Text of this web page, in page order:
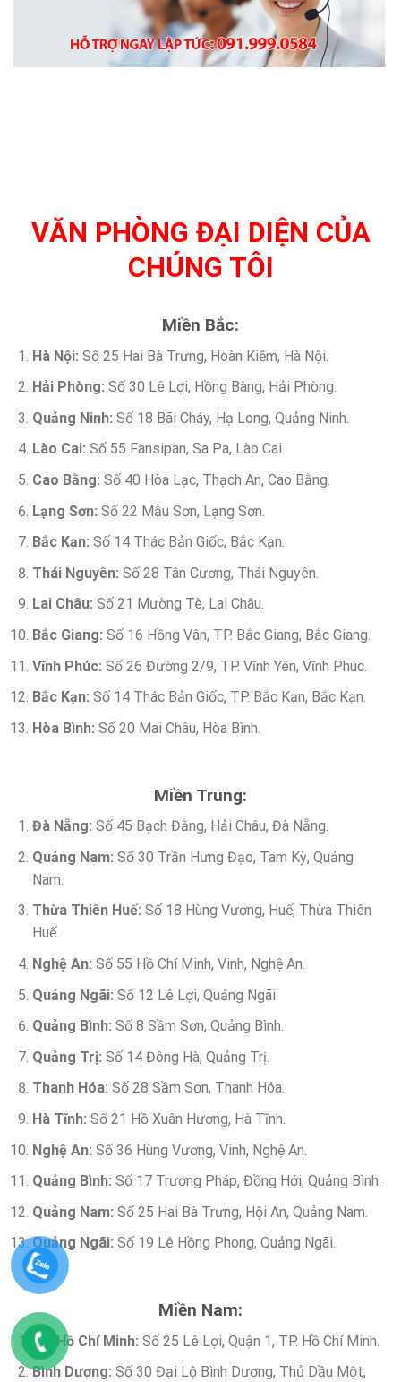
VĂN PHÒNG ĐẠI DIỆN CỦA
CHÚNG TÔI
Miền Bắc:
Hà Nội: Số 25 Hai Bà Trưng, Hoàn Kiếm, Hà Nội.
Hải Phòng: Số 30 Lê Lợi, Hồng Bàng, Hải Phòng.
Quảng Ninh: Số 18 Bãi Cháy, Hạ Long, Quảng Ninh.
Lào Cai: Số 55 Fansipan, Sa Pa, Lào Cai.
Cao Bằng: Số 40 Hòa Lạc, Thạch An, Cao Bằng.
Lạng Sơn: Số 22 Mẫu Sơn, Lạng Sơn.
Bắc Kạn: Số 14 Thác Bản Giốc, Bắc Kạn.
Thái Nguyên: Số 28 Tân Cương, Thái Nguyên.
Lai Châu: Số 21 Mường Tè, Lai Châu.
Bắc Giang: Số 16 Hồng Vân, TP. Bắc Giang, Bắc Giang.
Vĩnh Phúc: Số 26 Đường 2/9, TP. Vĩnh Yên, Vĩnh Phúc.
Bắc Kạn: Số 14 Thác Bản Giốc, TP. Bắc Kạn, Bắc Kạn.
Hòa Bình: Số 20 Mai Châu, Hòa Bình.
Miền Trung:
Đà Nẵng: Số 45 Bạch Đằng, Hải Châu, Đà Nẵng.
Quảng Nam: Số 30 Trần Hưng Đạo, Tam Kỳ, Quảng
Nam.
Thừa Thiên Huế: Số 18 Hùng Vương, Huế, Thừa Thiên
Huế.
Nghệ An: Số 55 Hồ Chí Minh, Vinh, Nghệ An.
Quảng Ngãi: Số 12 Lê Lợi, Quảng Ngãi.
Quảng Bình: Số 8 Sầm Sơn, Quảng Bình.
Quảng Trị: Số 14 Đông Hà, Quảng Trị.
Thanh Hóa: Số 28 Sầm Sơn, Thanh Hóa.
Hà Tĩnh: Số 21 Hồ Xuân Hương, Hà Tĩnh.
Nghệ An: Số 36 Hùng Vương, Vinh, Nghệ An.
Quảng Bình: Số 17 Trương Pháp, Đồng Hới, Quảng Bình.
Quảng Nam: Số 25 Hai Bà Trưng, Hội An, Quảng Nam.
Quảng Ngãi: Số 19 Lê Hồng Phong, Quảng Ngãi.
Miền Nam:
TP. Hồ Chí Minh: Số 25 Lê Lợi, Quận 1, TP. Hồ Chí Minh.
Bình Dương: Số 30 Đại Lộ Bình Dương, Thủ Dầu Một,